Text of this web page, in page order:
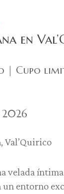
en
| Cupo
2026
Val’Quirico
velada
un entorno